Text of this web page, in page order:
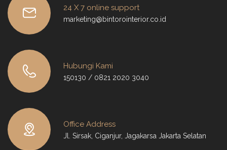
24 X 7 online support
marketing@bintorointerior.co.id
Hubungi Kami
150130 / 0821 2020 3040
Office Address
Jl. Sirsak, Ciganjur, Jagakarsa Jakarta Selatan